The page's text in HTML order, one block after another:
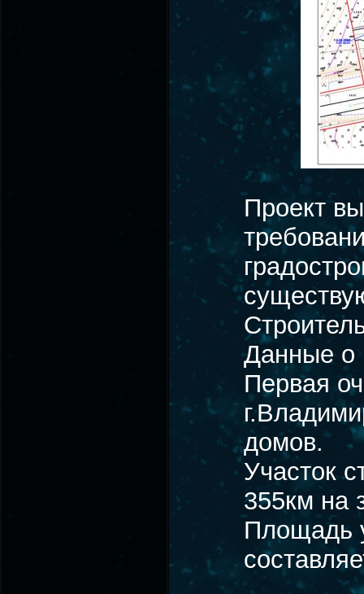
Проект
Данные о
Первая
домов.
Участок
355км на
Площадь